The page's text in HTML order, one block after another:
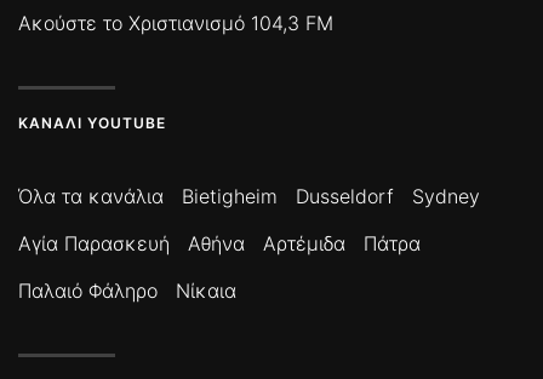
Ακούστε το Χριστιανισμό 104,3 FM
ΚΑΝΆΛΙ YOUTUBE
Όλα τα κανάλια Bietigheim Dusseldorf
Sydney
Αγία Παρασκευή
Αθήνα Αρτέμιδα
Πάτρα
Παλαιό Φάληρο
Νίκαια